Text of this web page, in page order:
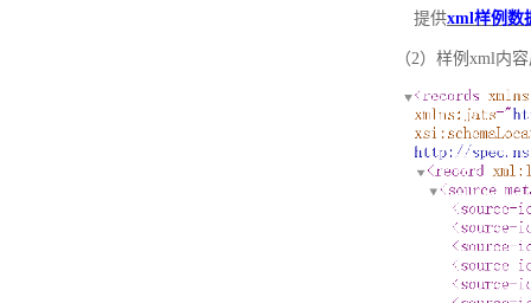
提供xml样例数
（2）样例xml内